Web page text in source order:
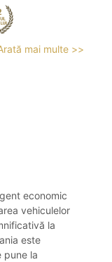
mai multe >>
economic
vehiculelor
la
este
pune la